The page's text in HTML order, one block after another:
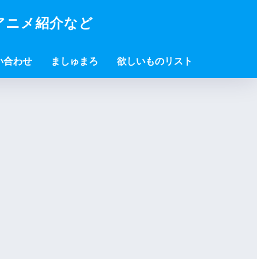
メ紹介など
合わせ ましゅまろ 欲しいものリスト